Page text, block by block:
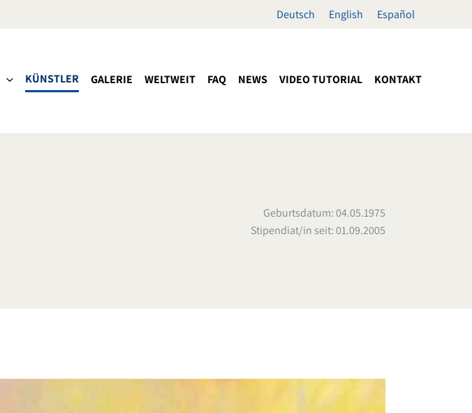
Deutsch English Español
KÜNSTLER GALERIE WELTWEIT FAQ NEWS VIDEO TUTORIAL KONTAKT
Geburtsdatum: 04.05.1975
Stipendiat/in seit: 01.09.2005